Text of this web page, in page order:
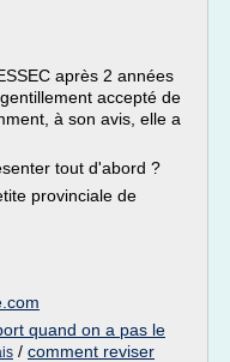
après 2 années
accepté de
à son avis, elle a
tout d'abord ?
provinciale de
quand on a pas le
/ comment reviser